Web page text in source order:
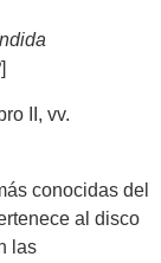
]
II, vv.
conocidas del
al disco
las